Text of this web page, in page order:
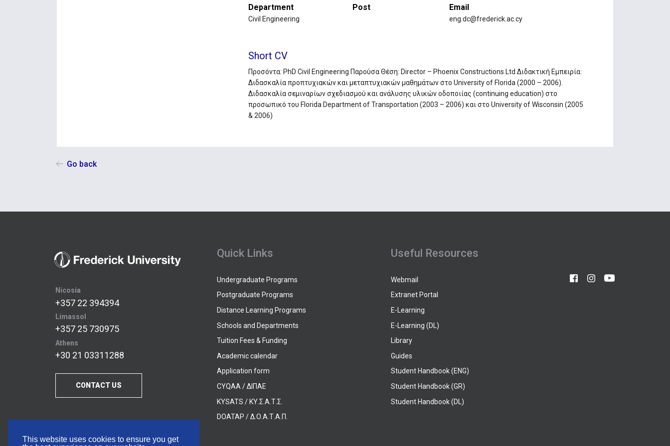
This website uses cookies to ensure you get
Department
Civil Engineering
Post Email
eng.dc@frederick.ac.cy
Short CV
Προσόντα: PhD Civil Engineering Παρούσα Θέση: Director – Phoenix Constructions Ltd Διδακτική Εμπειρία:
Διδασκαλία προπτυχιακών και μεταπτυχιακών μαθημάτων στο University of Florida (2000 – 2006).
Διδασκαλία σεμιναρίων σχεδιασμού και ανάλυσης υλικών οδοποιίας (continuing education) στο
προσωπικό του Florida Department of Transportation (2003 – 2006) και στο University of Wisconsin (2005
& 2006)
Go back
Nicosia
+357 22 394394
Limassol
+357 25 730975
Athens
+30 21 03311288
CONTACT US
Quick Links
Undergraduate Programs
Postgraduate Programs
Distance Learning Programs
Schools and Departments
Tuition Fees & Funding
Academic calendar
Application form
CYQAA / ΔΙΠΑΕ
KYSATS / ΚΥ.Σ.Α.Τ.Σ.
DOATAP / Δ.Ο.Α.Τ.Α.Π.
Useful Resources
Webmail
Extranet Portal
E-Learning
E-Learning (DL)
Library
Guides
Student Handbook (ENG)
Student Handbook (GR)
Student Handbook (DL)